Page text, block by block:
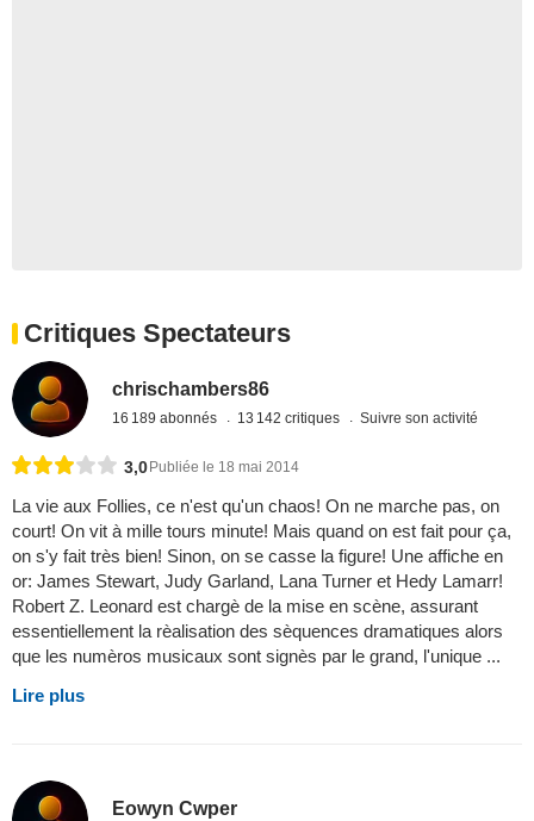
Critiques Spectateurs
chrischambers86
16 189 abonnés 13 142 critiques Suivre son activité
3,0 Publiée le 18 mai 2014
La vie aux Follies, ce n'est qu'un chaos! On ne marche pas, on
court! On vit à mille tours minute! Mais quand on est fait pour ça,
on s'y fait très bien! Sinon, on se casse la figure! Une affiche en
or: James Stewart, Judy Garland, Lana Turner et Hedy Lamarr!
Robert Z. Leonard est chargè de la mise en scène, assurant
essentiellement la rèalisation des sèquences dramatiques alors
que les numèros musicaux sont signès par le grand, l'unique ...
Lire plus
Eowyn Cwper